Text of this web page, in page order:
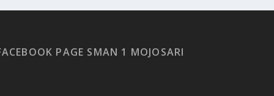
PAGE SMAN 1 MOJOSARI